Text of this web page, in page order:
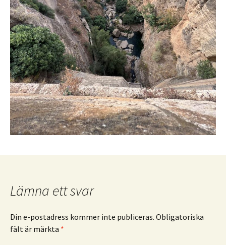
Lämna ett svar
Din e-postadress kommer inte publiceras. Obligatoriska
fält är märkta *